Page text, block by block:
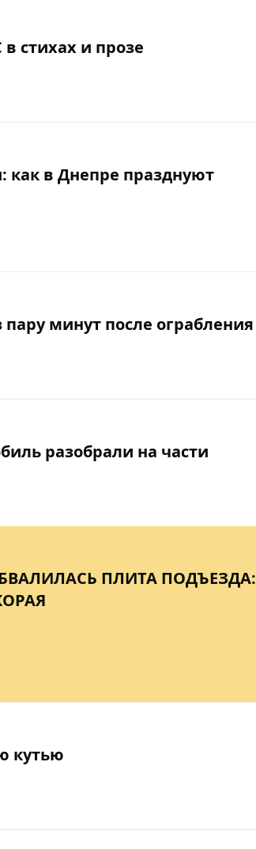
стихах и прозе
как в Днепре празднуют
минут после ограбления
разобрали на части
ПЛИТА ПОДЪЕЗДА:
кутью